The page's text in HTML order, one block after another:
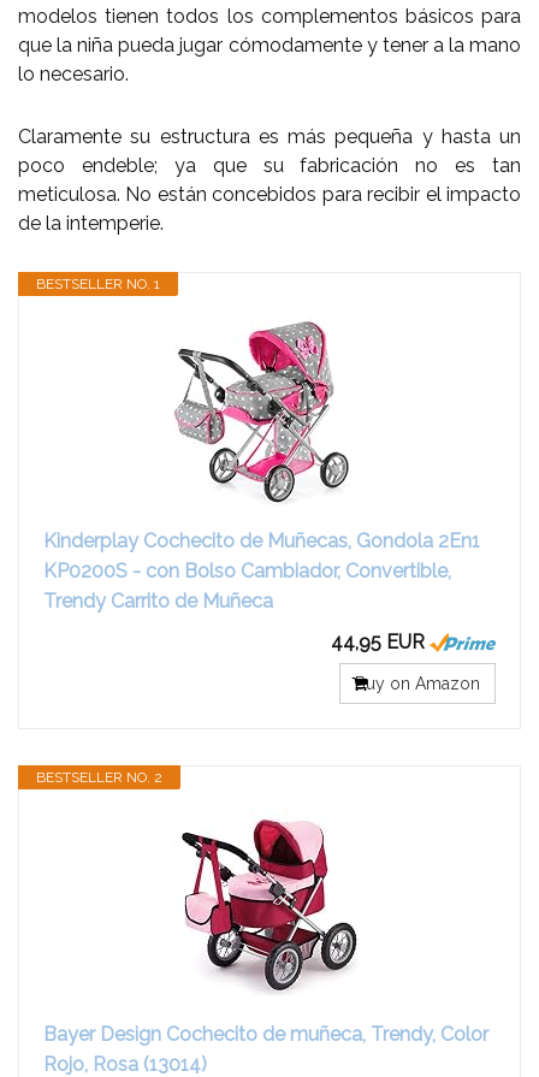
modelos tienen todos los complementos básicos para
que la niña pueda jugar cómodamente y tener a la mano
lo necesario.
Claramente su estructura es más pequeña y hasta un
poco endeble; ya que su fabricación no es tan
meticulosa. No están concebidos para recibir el impacto
de la intemperie.
BESTSELLER NO. 1
Kinderplay Cochecito de Muñecas, Gondola 2En1
KP0200S - con Bolso Cambiador, Convertible,
Trendy Carrito de Muñeca
44,95 EUR
Buy on Amazon
BESTSELLER NO. 2
Bayer Design Cochecito de muñeca, Trendy, Color
Rojo, Rosa (13014)